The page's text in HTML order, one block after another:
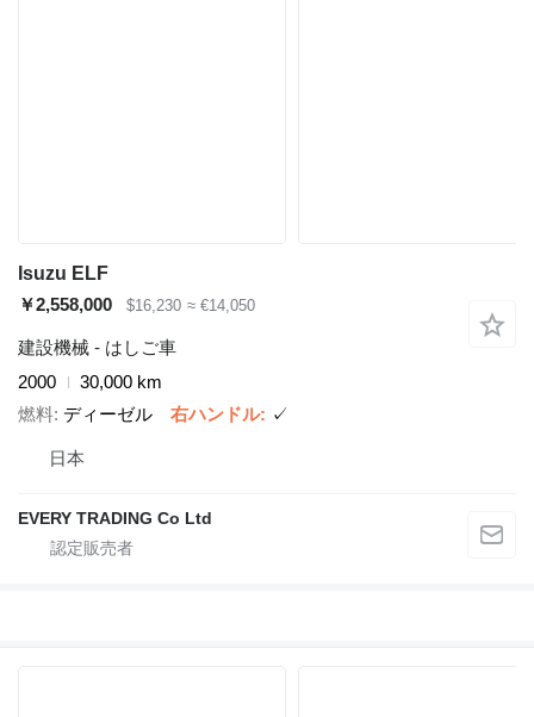
Isuzu ELF
￥2,558,000
$16,230 ≈ €14,050
建設機械 - はしご車
2000
30,000 km
燃料 ディーゼル 右ハンドル ✓
日本
EVERY TRADING Co Ltd